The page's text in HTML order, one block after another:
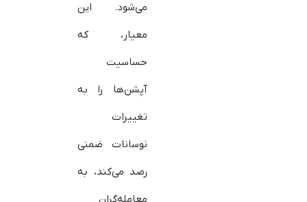
می‌شود. این
معیار، که
حساسیت
آپشن‌ها را به
تغییرات
نوسانات ضمنی
رصد می‌کند، به
معامله‌گران